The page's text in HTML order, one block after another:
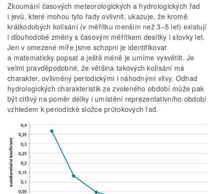
Zkoumání časových meteorologických a hydrologických řad
i jevů, které mohou tyto řady ovlivnit, ukazuje, že kromě
krátkodobých kolísání (v měřítku menším než 3–5 let) existují
i dlouhodobé změny s časovým měřítkem desítky i stovky let.
Jen v omezené míře jsme schopni je identifikovat
a matematicky popsat a ještě méně je umíme vysvětlit. Je
velmi pravděpodobné, že většina takových kolísání má
charakter, ovlivněný periodickými i náhodnými vlivy. Odhad
hydrologických charakteristik ze zvoleného období může pak
být citlivý na poměr délky i umístění reprezentativního období
vzhledem k periodické složce průtokových řad.